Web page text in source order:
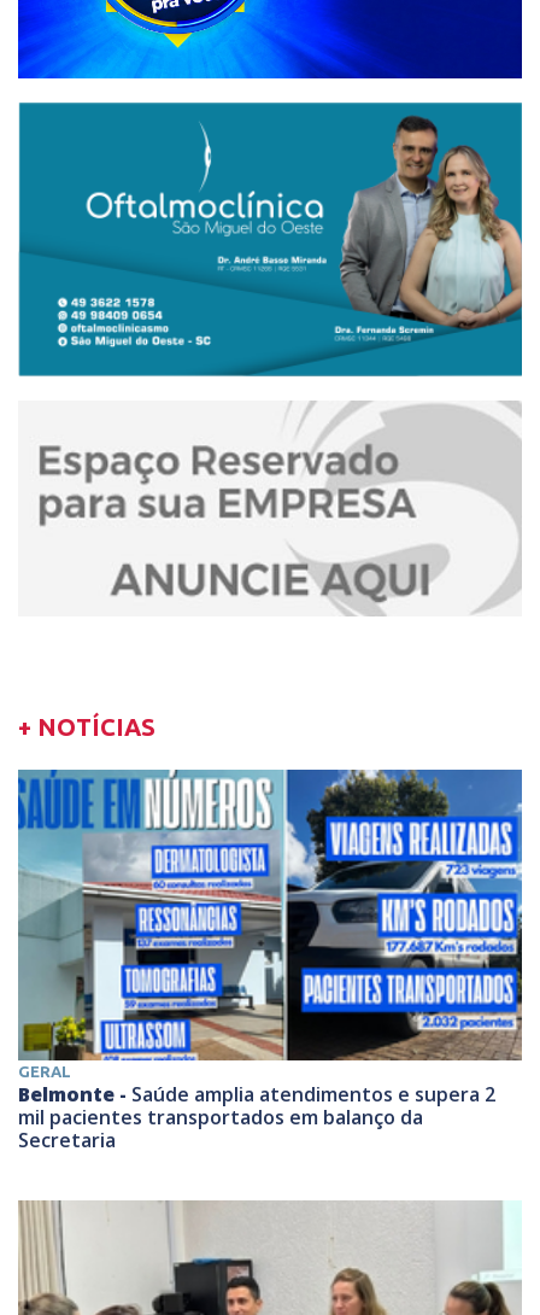
+ NOTÍCIAS
GERAL
Belmonte - Saúde amplia atendimentos e supera 2
mil pacientes transportados em balanço da
Secretaria